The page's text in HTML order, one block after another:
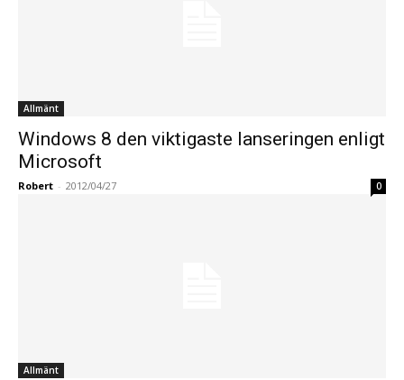
Allmänt
Windows 8 den viktigaste lanseringen enligt
Microsoft
Robert - 2012/04/27 0
Allmänt